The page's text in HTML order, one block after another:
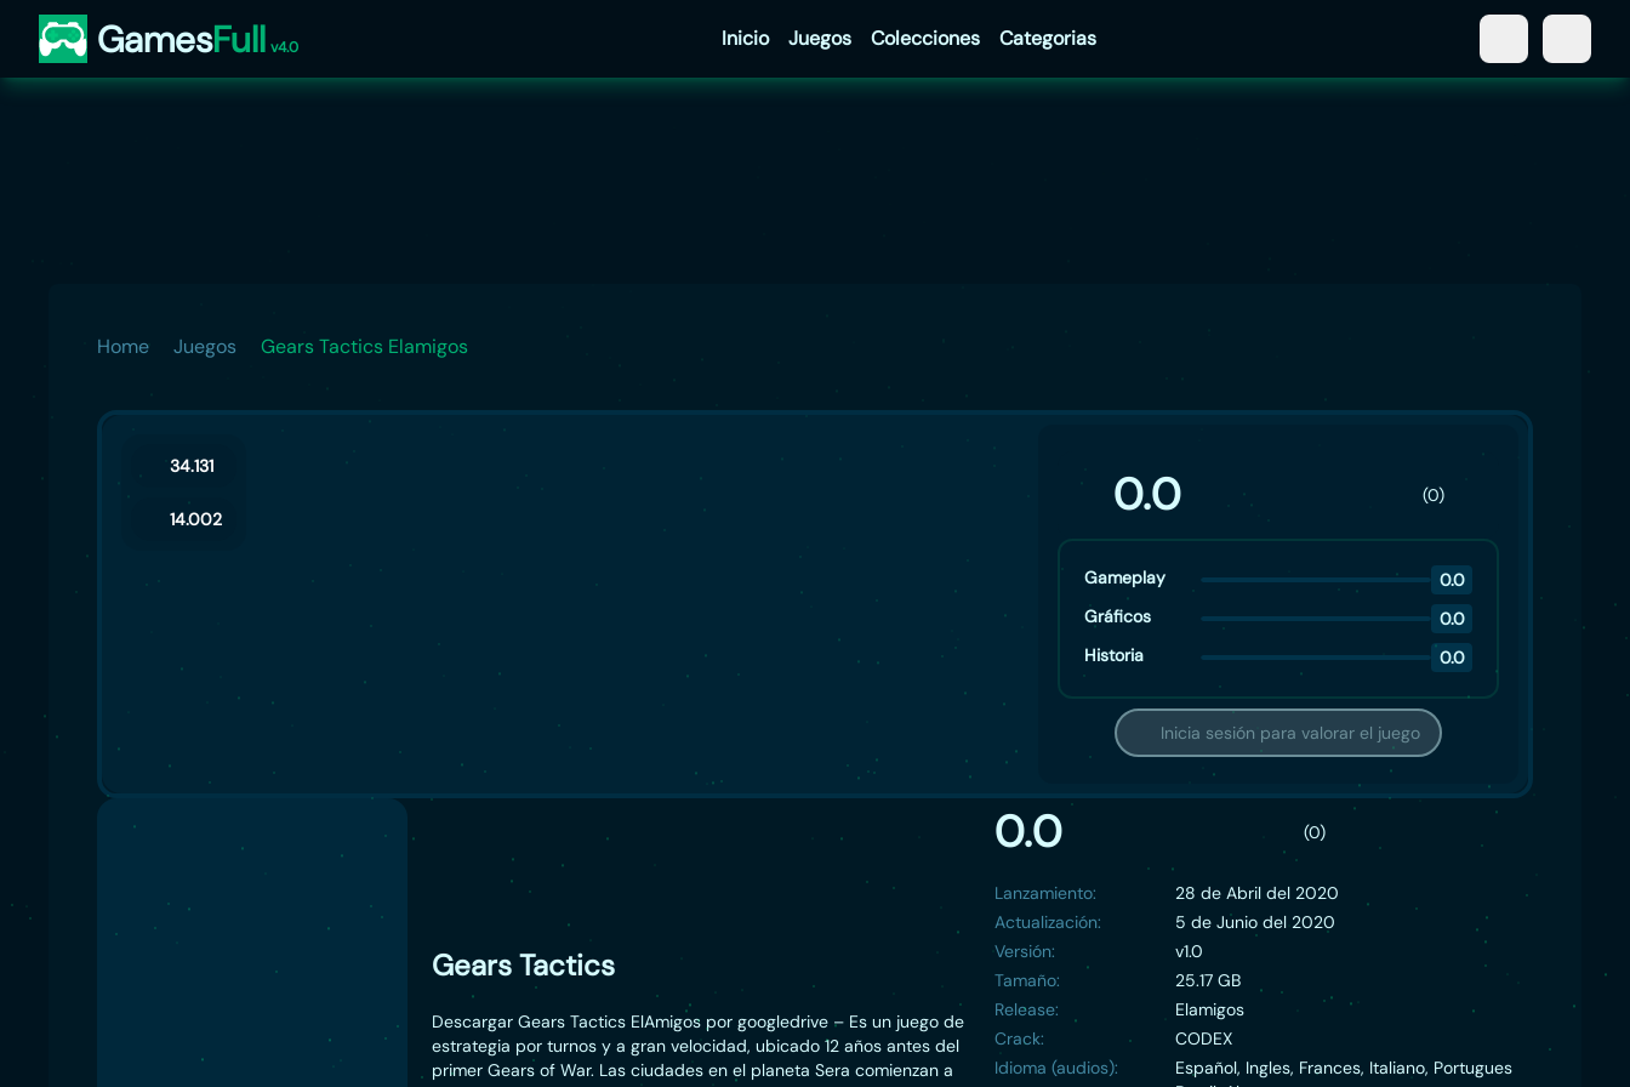
GamesFull v4.0 Inicio Juegos Colecciones Categorias
Home Juegos Gears Tactics Elamigos
34.131
14.002 0.0 (0)
Gameplay
0.0
Gráficos
0.0
Historia
0.0
Inicia sesión para valorar el juego
Gears Tactics
Descargar Gears Tactics ElAmigos por googledrive – Es un juego de
estrategia por turnos y a gran velocidad, ubicado 12 años antes del
primer Gears of War. Las ciudades en el planeta Sera comienzan a
0.0 (0)
Lanzamiento:
28 de Abril del 2020
Actualización:
5 de Junio del 2020
Versión:
v1.0
Tamaño:
25.17 GB
Release:
Elamigos
Crack:
CODEX
Idioma (audios):
Español, Ingles, Frances, Italiano, Portugues